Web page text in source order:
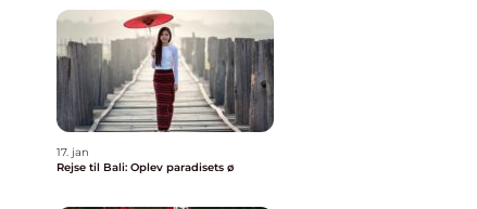
17. jan
Rejse til Bali: Oplev paradisets ø